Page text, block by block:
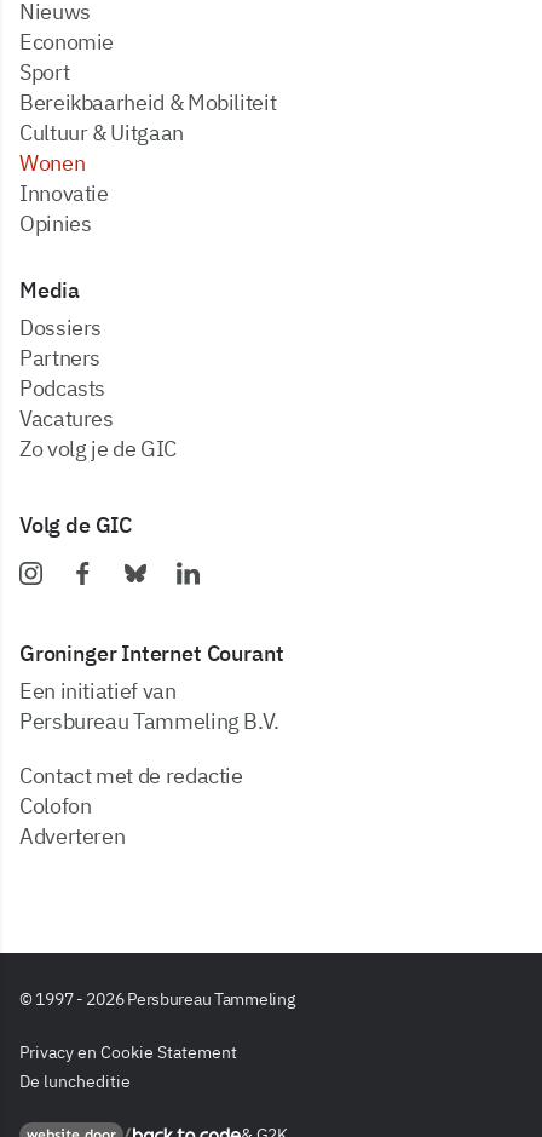
Nieuws
Economie
Sport
Bereikbaarheid & Mobiliteit
Cultuur & Uitgaan
Wonen
Innovatie
Opinies
Media
dossiers
partners
podcasts
vacatures
zo volg je de GIC
Volg de GIC
Groninger Internet Courant
Een initiatief van
Persbureau Tammeling B.V.
Contact met de redactie
Colofon
Adverteren
© 1997 - 2026 Persbureau Tammeling
Privacy en Cookie Statement
De luncheditie